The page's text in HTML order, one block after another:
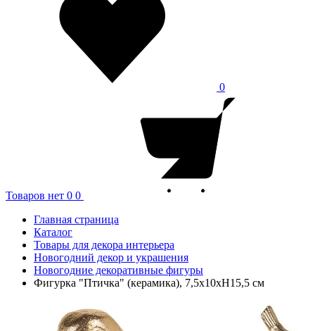
0
Товаров нет 0 0
Главная страница
Каталог
Товары для декора интерьера
Новогодний декор и украшения
Новогодние декоративные фигуры
Фигурка "Птичка" (керамика), 7,5х10хН15,5 см